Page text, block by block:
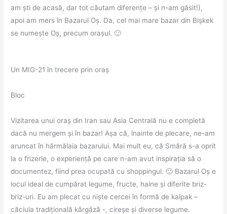
am ști de acasă, dar tot căutam diferențe – și n-am găsit!),
apoi am mers în Bazarul Oș. Da, cel mai mare bazar din Bișkek
se numește Oș, precum orașul. 🙂
Un MIG-21 în trecere prin oraș
Bloc
Vizitarea unui oraș din Iran sau Asia Centrală nu e completă
dacă nu mergem și în bazar! Așa că, înainte de plecare, ne-am
aruncat în hărmălaia bazarului. Mai mult eu, că Smără s-a oprit
la o frizerie, o experiență pe care n-am avut inspirația să o
documentez, fiind prea ocupată cu shoppingul. 🙂 Bazarul Oș e
locul ideal de cumpărat legume, fructe, haine și diferite briz-
briz-uri. Eu am plecat cu niște cercei în formă de kalpak –
căciula tradițională kârgâză -, cireșe și diverse legume.